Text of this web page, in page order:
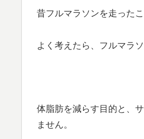
昔フルマラソンを走った
よく考えたら、フルマラ
体脂肪を減らす目的と、
ません。